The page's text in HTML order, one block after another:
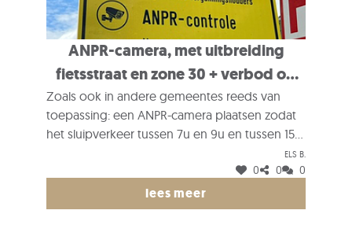
ANPR-camera, met uitbreiding
fietsstraat en zone 30 + verbod op
zwaar verkeer
Zoals ook in andere gemeentes reeds van
toepassing: een ANPR-camera plaatsen zodat
het sluipverkeer tussen 7u en 9u en tussen 15u
fietstraat invoeren en een verbod voor zwaar
Els B.
0 0 0
lees meer